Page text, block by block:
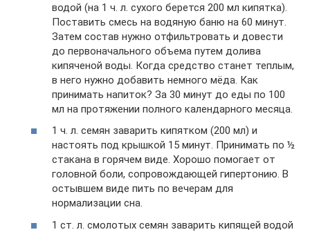
водой (на 1 ч. л. сухого берется 200 мл кипятка).
Поставить смесь на водяную баню на 60 минут.
Затем состав нужно отфильтровать и довести
до первоначального объема путем долива
кипяченой воды. Когда средство станет теплым,
в него нужно добавить немного мёда. Как
принимать напиток? За 30 минут до еды по 100
мл на протяжении полного календарного месяца.
1 ч. л. семян заварить кипятком (200 мл) и
настоять под крышкой 15 минут. Принимать по ½
стакана в горячем виде. Хорошо помогает от
головной боли, сопровождающей гипертонию. В
остывшем виде пить по вечерам для
нормализации сна.
1 ст. л. смолотых семян заварить кипящей водой